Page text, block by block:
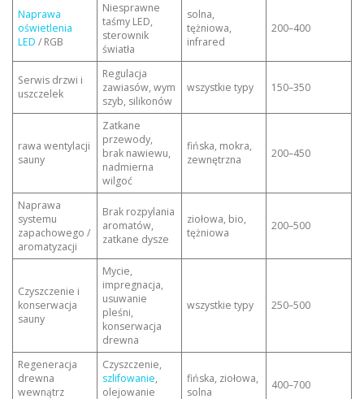
Naprawa
oświetlenia
LED / RGB
Niesprawne
taśmy LED,
sterownik
światła
solna,
tężniowa,
infrared
200–400
Serwis drzwi i
uszczelek
Regulacja
zawiasów, wym
szyb, silikonów
wszystkie typy 150–350
rawa wentylacji
sauny
Zatkane
przewody,
brak nawiewu,
nadmierna
wilgoć
fińska, mokra,
zewnętrzna
200–450
Naprawa
systemu
zapachowego /
aromatyzacji
Brak rozpylania
aromatów,
zatkane dysze
ziołowa, bio,
tężniowa
200–500
Czyszczenie i
konserwacja
sauny
Mycie,
impregnacja,
usuwanie
pleśni,
konserwacja
drewna
wszystkie typy 250–500
Regeneracja
drewna
wewnątrz
Czyszczenie,
szlifowanie,
olejowanie
fińska, ziołowa,
solna
400–700